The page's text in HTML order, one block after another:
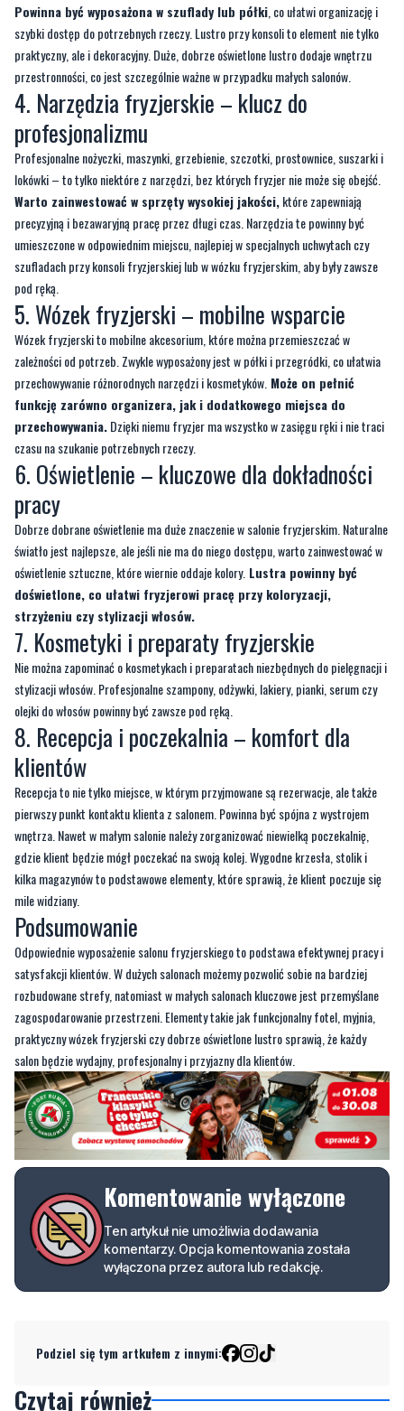
przestronności, co jest szczególnie ważne w przypadku małych salonów.
4. Narzędzia fryzjerskie – klucz do
profesjonalizmu
Profesjonalne nożyczki, maszynki, grzebienie, szczotki, prostownice, suszarki i
lokówki – to tylko niektóre z narzędzi, bez których fryzjer nie może się obejść.
Warto zainwestować w sprzęty wysokiej jakości,
precyzyjną i bezawaryjną pracę przez długi czas. Narzędzia te powinny być
umieszczone w odpowiednim miejscu, najlepiej w specjalnych uchwytach czy
szufladach przy konsoli fryzjerskiej lub w wózku fryzjerskim, aby były zawsze
pod ręką.
5. Wózek fryzjerski – mobilne wsparcie
Wózek fryzjerski to mobilne akcesorium, które można przemieszczać w
zależności od potrzeb. Zwykle wyposażony jest w półki i przegródki, co ułatwia
przechowywanie różnorodnych narzędzi i kosmetyków. Może on pełnić
funkcję zarówno organizera, jak i dodatkowego miejsca do
przechowywania.Dzięki niemu fryzjer ma wszystko w zasięgu ręki i nie traci
czasu na szukanie potrzebnych rzeczy.
6. Oświetlenie – kluczowe dla dokładności
pracy
Dobrze dobrane oświetlenie ma duże znaczenie w salonie fryzjerskim. Naturalne
światło jest najlepsze, ale jeśli nie ma do niego dostępu, warto zainwestować w
oświetlenie sztuczne, które wiernie oddaje kolory.
doświetlone, co ułatwi fryzjerowi pracę przy koloryzacji,
strzyżeniu czy stylizacji włosów.
7. Kosmetyki i preparaty fryzjerskie
Nie można zapominać o kosmetykach i preparatach niezbędnych do pielęgnacji i
stylizacji włosów. Profesjonalne szampony, odżywki, lakiery, pianki, serum czy
olejki do włosów powinny być zawsze pod ręką.
8. Recepcja i poczekalnia – komfort dla
klientów
Recepcja to nie tylko miejsce, w którym przyjmowane są rezerwacje, ale także
pierwszy punkt kontaktu klienta z salonem. Powinna być spójna z wystrojem
wnętrza. Nawet w małym salonie należy zorganizować niewielką poczekalnię,
gdzie klient będzie mógł poczekać na swoją kolej. Wygodne krzesła, stolik i
kilka magazynów to podstawowe elementy, które sprawią, że klient poczuje się
mile widziany.
Podsumowanie
Odpowiednie wyposażenie salonu fryzjerskiego to podstawa efektywnej pracy i
satysfakcji klientów. W dużych salonach możemy pozwolić sobie na bardziej
rozbudowane strefy, natomiast w małych salonach kluczowe jest przemyślane
zagospodarowanie przestrzeni. Elementy takie jak funkcjonalny fotel, myjnia,
praktyczny wózek fryzjerski czy dobrze oświetlone lustro sprawią, że każdy
salon będzie wydajny, profesjonalny i przyjazny dla klientów.
Komentowanie wyłączone
Ten artykuł nie umożliwia dodawania
wyłączona przez autora lub redakcję.
Podziel się tym artkułem z innymi: